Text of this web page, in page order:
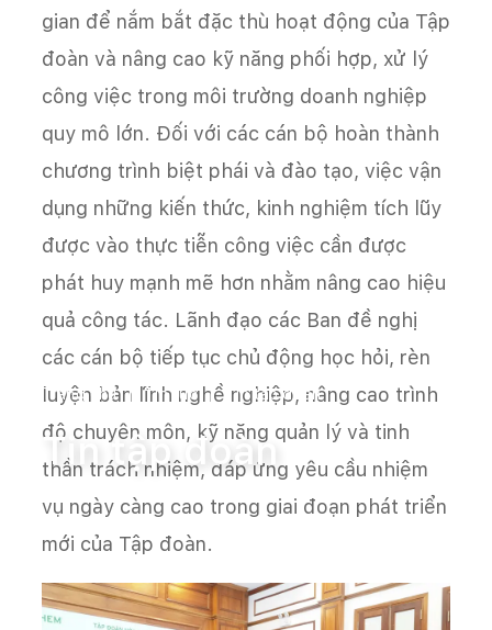
Trang chủ Tin tức Tin tập đoàn
Tin tập đoàn
gian để nắm bắt đặc thù hoạt động của Tập
đoàn và nâng cao kỹ năng phối hợp, xử lý
công việc trong môi trường doanh nghiệp
quy mô lớn. Đối với các cán bộ hoàn thành
chương trình biệt phái và đào tạo, việc vận
dụng những kiến thức, kinh nghiệm tích lũy
được vào thực tiễn công việc cần được
phát huy mạnh mẽ hơn nhằm nâng cao hiệu
quả công tác. Lãnh đạo các Ban đề nghị
các cán bộ tiếp tục chủ động học hỏi, rèn
luyện bản lĩnh nghề nghiệp, nâng cao trình
độ chuyên môn, kỹ năng quản lý và tinh
thần trách nhiệm, đáp ứng yêu cầu nhiệm
vụ ngày càng cao trong giai đoạn phát triển
mới của Tập đoàn.